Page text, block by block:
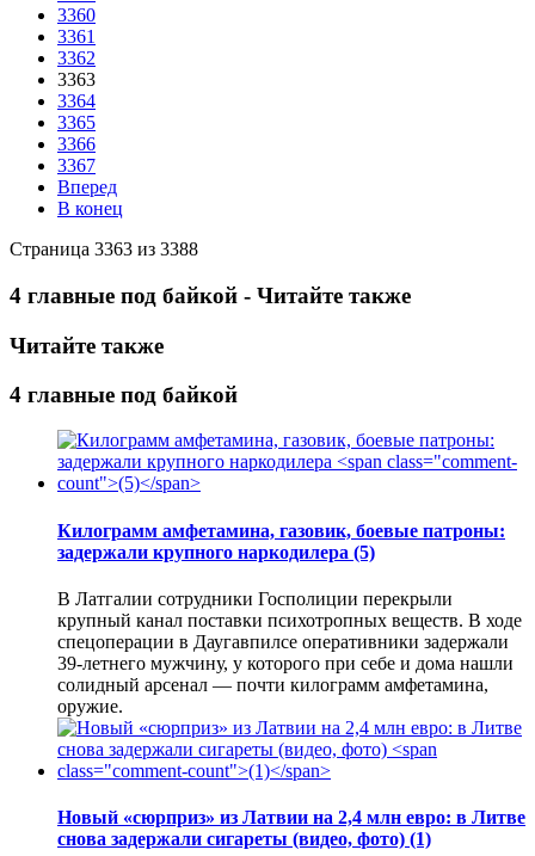
3360
3361
3362
3363
3364
3365
3366
3367
Вперед
В конец
Страница 3363 из 3388
4 главные под байкой - Читайте также
Читайте также
4 главные под байкой
Килограмм амфетамина, газовик, боевые патроны:
задержали крупного наркодилера (5)
В Латгалии сотрудники Госполиции перекрыли
крупный канал поставки психотропных веществ. В ходе
спецоперации в Даугавпилсе оперативники задержали
39-летнего мужчину, у которого при себе и дома нашли
солидный арсенал — почти килограмм амфетамина,
оружие.
Новый «сюрприз» из Латвии на 2,4 млн евро: в Литве
снова задержали сигареты (видео, фото) (1)